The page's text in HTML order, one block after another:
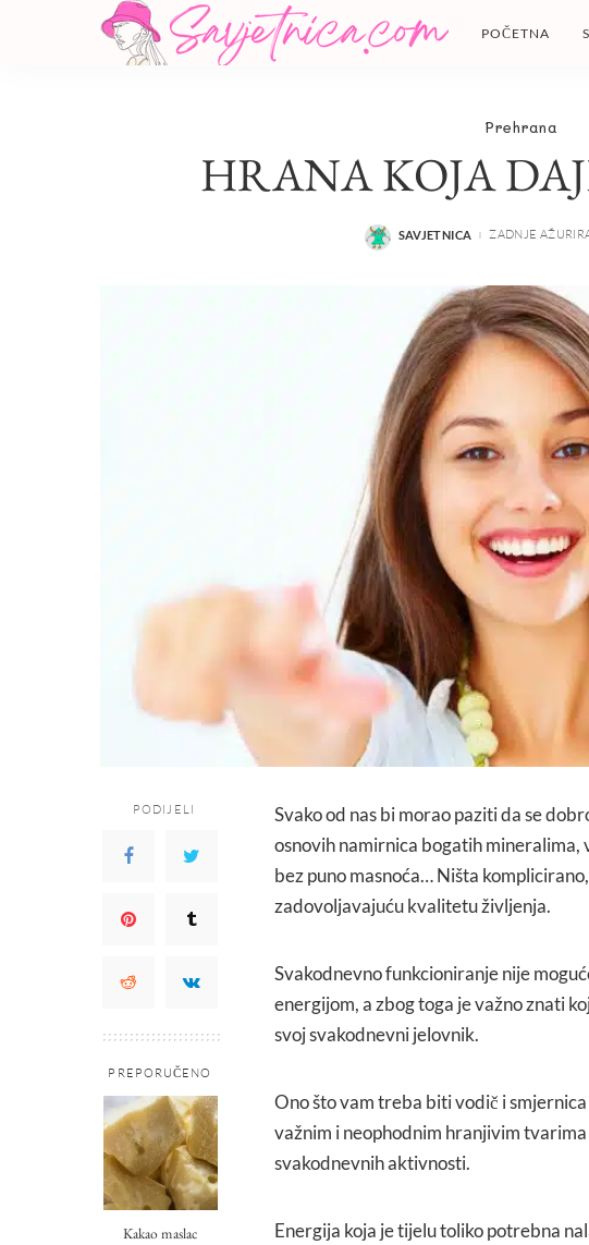
POČETNA
Prehrana
HRANA KOJA
POSTED
SAVJETNICA ZADNJE
PODIJELI
PREPORUČENO
Kakao maslac
Svako od nas bi morao paziti da se
osnovih namirnica bogatih
bez puno masnoća… Ništa
zadovoljavajuću kvalitetu življenja.
Svakodnevno funkcioniranje nije
energijom, a zbog toga je važno znati
svoj svakodnevni jelovnik.
Ono što vam treba biti vodič i
važnim i neophodnim hranjivim
svakodnevnih aktivnosti.
Energija koja je tijelu toliko potrebna